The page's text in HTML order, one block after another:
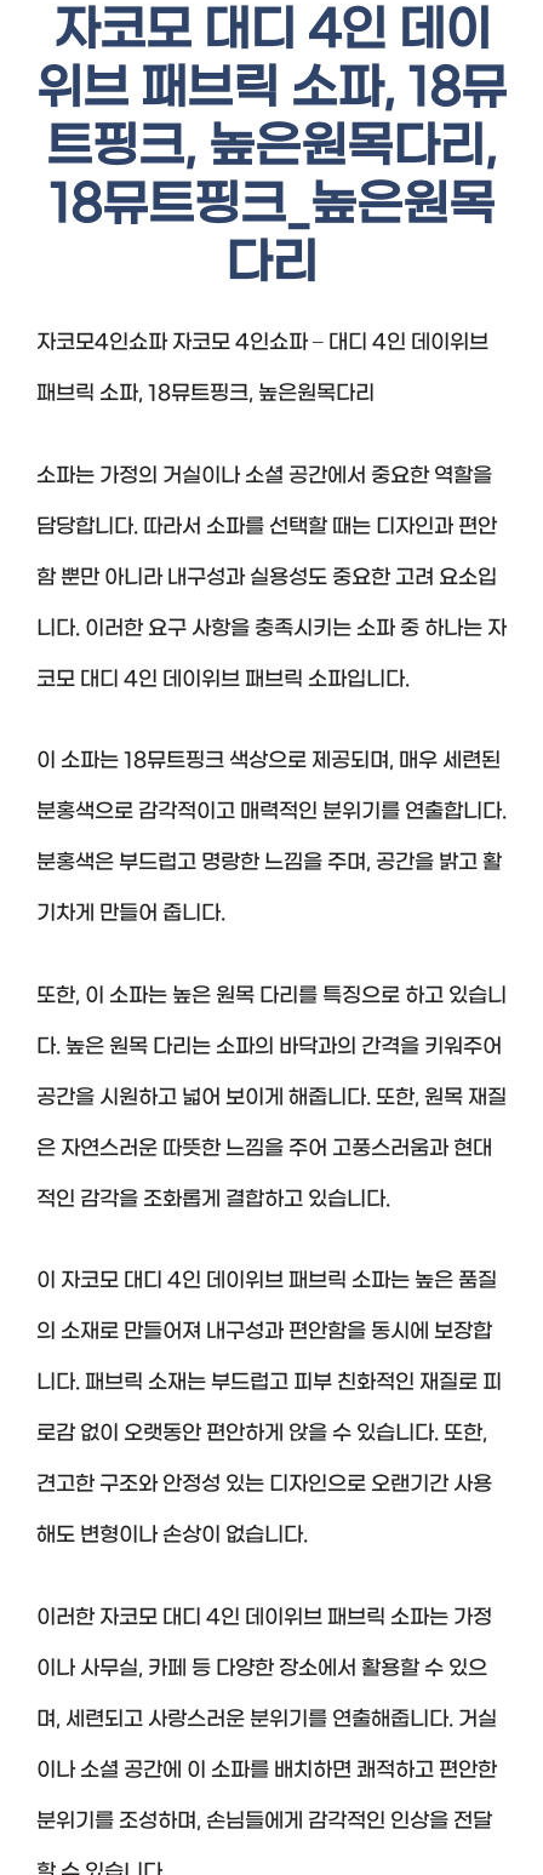
자코모 대디 4인 데이
위브 패브릭 소파, 18뮤
트핑크, 높은원목다리,
18뮤트핑크_높은원목
다리
자코모4인쇼파 자코모 4인쇼파 – 대디 4인 데이위브
패브릭 소파, 18뮤트핑크, 높은원목다리
소파는 가정의 거실이나 소셜 공간에서 중요한 역할을
담당합니다. 따라서 소파를 선택할 때는 디자인과 편안
함 뿐만 아니라 내구성과 실용성도 중요한 고려 요소입
니다. 이러한 요구 사항을 충족시키는 소파 중 하나는 자
코모 대디 4인 데이위브 패브릭 소파입니다.
이 소파는 18뮤트핑크 색상으로 제공되며, 매우 세련된
분홍색으로 감각적이고 매력적인 분위기를 연출합니다.
분홍색은 부드럽고 명랑한 느낌을 주며, 공간을 밝고 활
기차게 만들어 줍니다.
또한, 이 소파는 높은 원목 다리를 특징으로 하고 있습니
다. 높은 원목 다리는 소파의 바닥과의 간격을 키워주어
공간을 시원하고 넓어 보이게 해줍니다. 또한, 원목 재질
은 자연스러운 따뜻한 느낌을 주어 고풍스러움과 현대
적인 감각을 조화롭게 결합하고 있습니다.
이 자코모 대디 4인 데이위브 패브릭 소파는 높은 품질
의 소재로 만들어져 내구성과 편안함을 동시에 보장합
니다. 패브릭 소재는 부드럽고 피부 친화적인 재질로 피
로감 없이 오랫동안 편안하게 앉을 수 있습니다. 또한,
견고한 구조와 안정성 있는 디자인으로 오랜기간 사용
해도 변형이나 손상이 없습니다.
이러한 자코모 대디 4인 데이위브 패브릭 소파는 가정
이나 사무실, 카페 등 다양한 장소에서 활용할 수 있으
며, 세련되고 사랑스러운 분위기를 연출해줍니다. 거실
이나 소셜 공간에 이 소파를 배치하면 쾌적하고 편안한
분위기를 조성하며, 손님들에게 감각적인 인상을 전달